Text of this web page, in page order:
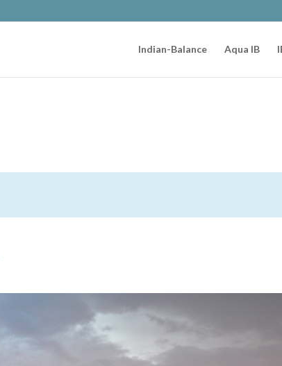
Indian-Balance Aqua IB